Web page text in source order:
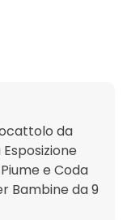
da
e Coda
Bambine da 9